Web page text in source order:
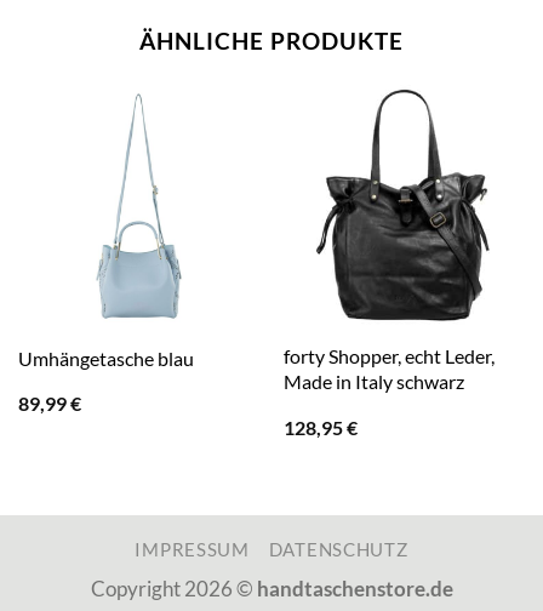
ÄHNLICHE PRODUKTE
Umhängetasche blau
89,99€
forty Shopper, echt Leder,
Made in Italy schwarz
128,95€
IMPRESSUM DATENSCHUTZ
Copyright 2026 © handtaschenstore.de